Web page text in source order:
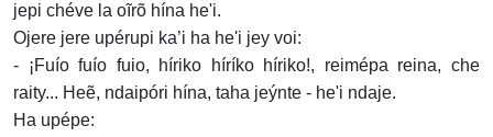
jepi chéve la oĩrõ hína he'i.
Ojere jere upérupi ka’i ha he'i jey voi:
- ¡Fuío fuío fuio, híriko híríko híriko!, reimépa reina, che
raity... Heẽ, ndaipóri hína, taha jeýnte - he'i ndaje.
Ha upépe: